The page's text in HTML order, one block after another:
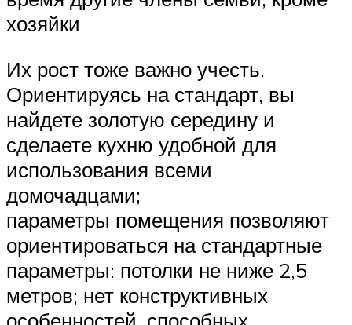
хозяйки
Их рост тоже важно учесть.
Ориентируясь на стандарт, вы
найдете золотую середину и
сделаете кухню удобной для
использования всеми
домочадцами;
параметры помещения позволяют
ориентироваться на стандартные
параметры: потолки не ниже 2,5
метров; нет конструктивных